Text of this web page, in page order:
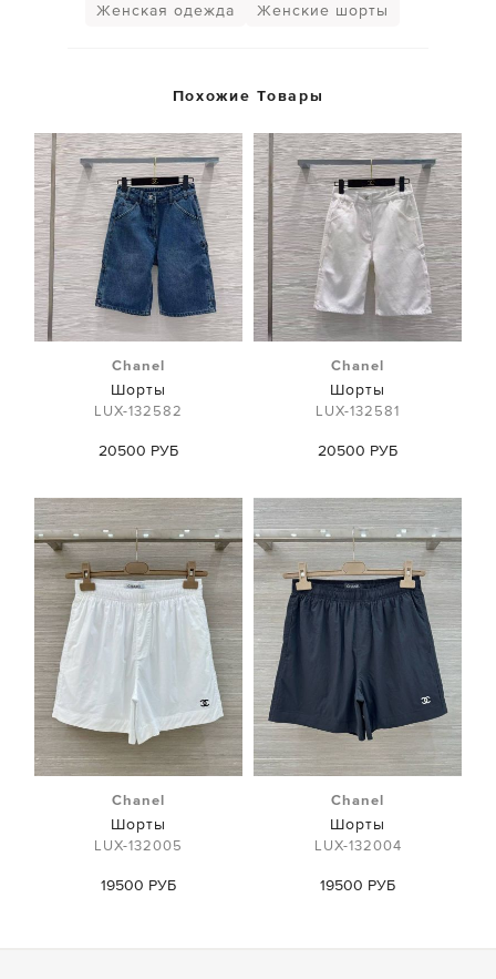
Женская одежда
Женские шорты
Похожие Товары
Chanel
Шорты
LUX-132582
20500 РУБ
Chanel
Шорты
LUX-132581
20500 РУБ
Chanel
Шорты
LUX-132005
19500 РУБ
Chanel
Шорты
LUX-132004
19500 РУБ